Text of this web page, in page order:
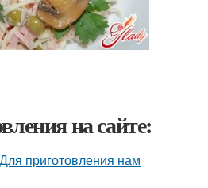
на сайте:
приготовления нам